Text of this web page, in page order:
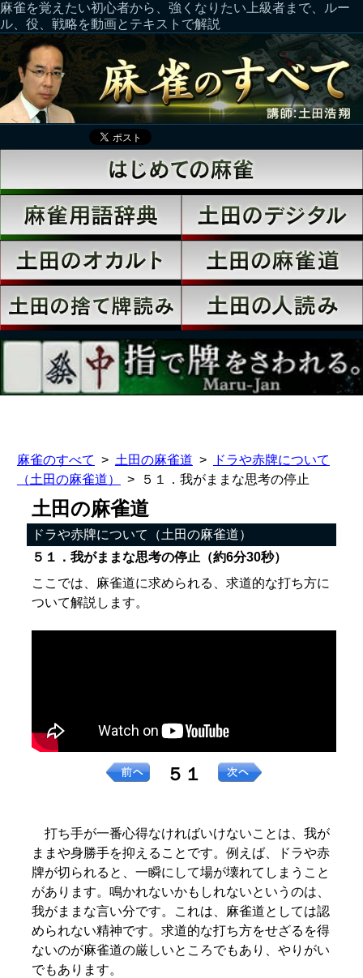
麻雀を覚えたい初心者から、強くなりたい上級者まで、ルー
ル、役、戦略を動画とテキストで解説
麻雀のすべて 土田の麻雀道
ドラや赤牌について
（土田の麻雀道）
５１．我がままな思考の停止
土田の麻雀道
ドラや赤牌について（土田の麻雀道）
５１．我がままな思考の停止（約6分30秒）
ここでは、麻雀道に求められる、求道的な打ち方に
ついて解説します。
５１
打ち手が一番心得なければいけないことは、我が
ままや身勝手を抑えることです。例えば、ドラや赤
牌が切られると、一瞬にして場が壊れてしまうこと
があります。鳴かれないかもしれないというのは、
我がままな言い分です。これは、麻雀道としては認
められない精神です。求道的な打ち方をせざるを得
ないのが麻雀道の厳しいところでもあり、やりがい
でもあります。